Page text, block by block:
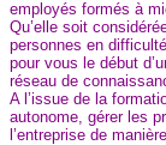
employés formés à
Qu’elle soit
personnes en
pour vous le début
réseau de
A l’issue de la
autonome, gérer les
l’entreprise de